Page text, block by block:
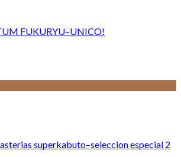
FUKURYU–UNICO!
superkabuto–seleccion especial 2